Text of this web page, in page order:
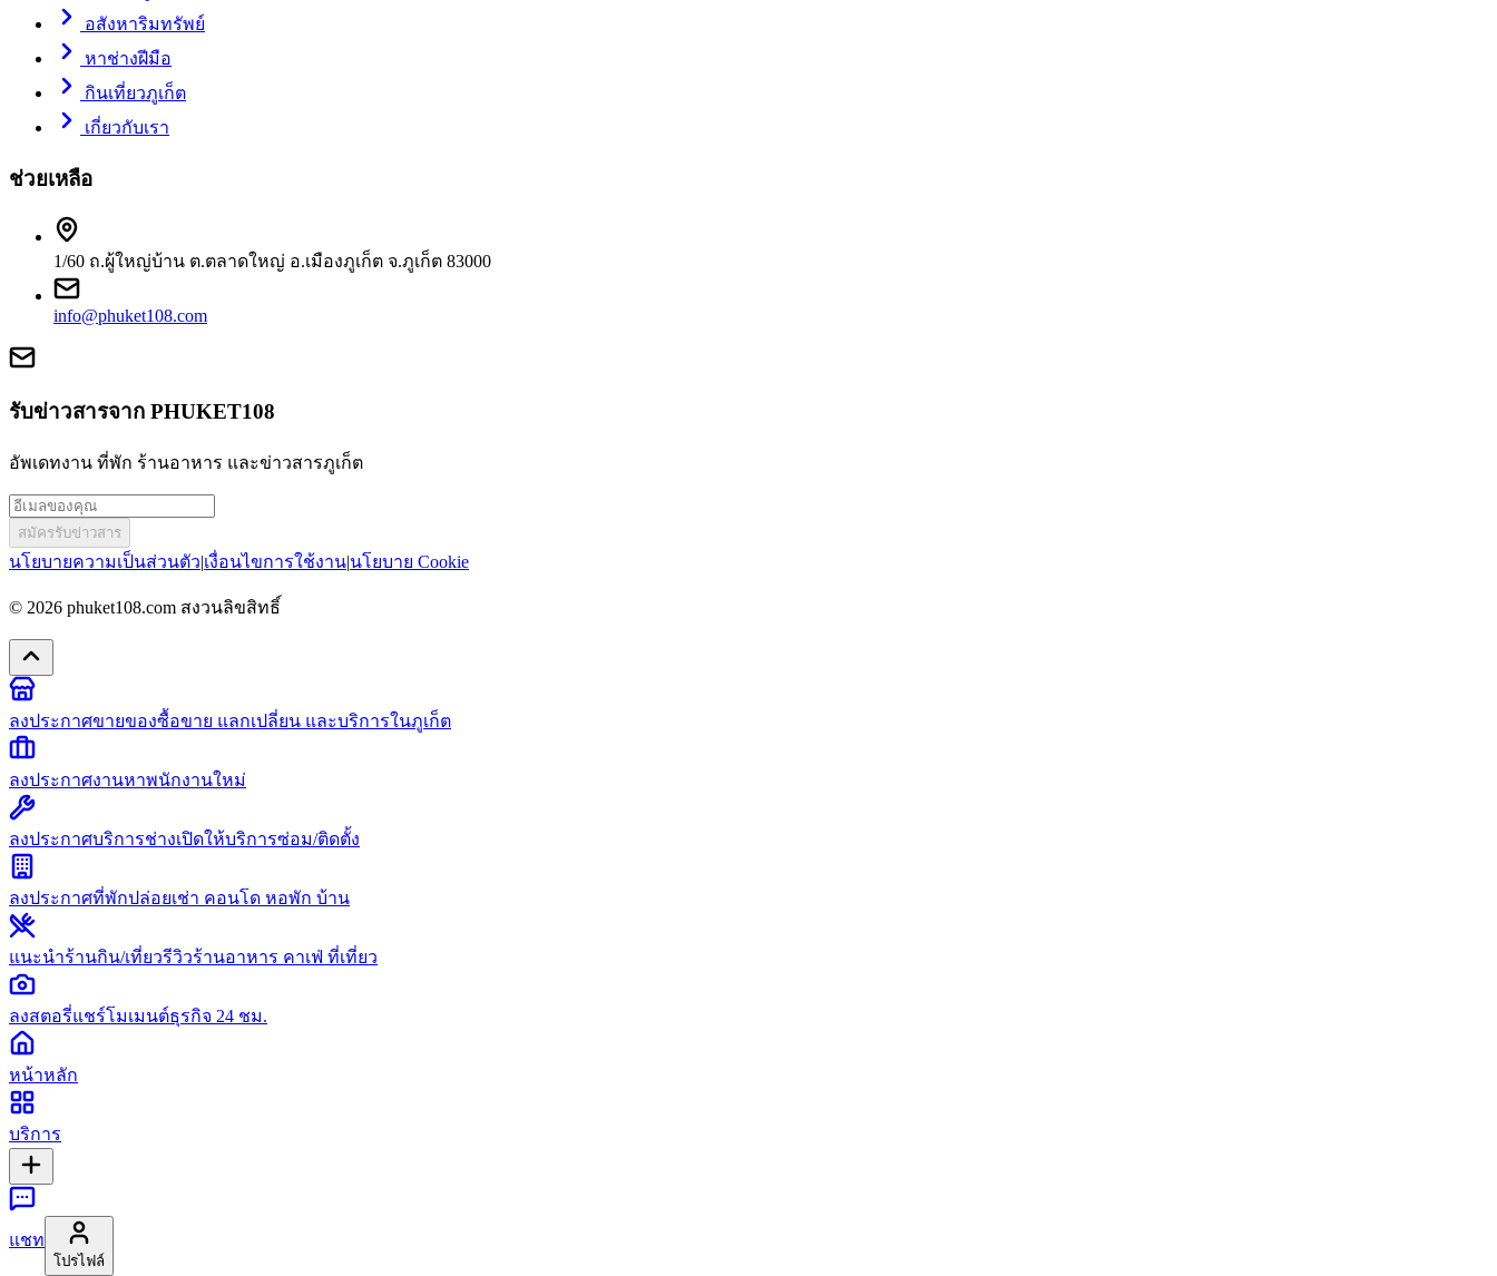
อสังหาริมทรัพย์
หาช่างฝีมือ
กินเที่ยวภูเก็ต
เกี่ยวกับเรา
ช่วยเหลือ
1/60 ถ.ผู้ใหญ่บ้าน ต.ตลาดใหญ่ อ.เมืองภูเก็ต จ.ภูเก็ต 83000
info@phuket108.com
รับข่าวสารจาก PHUKET108
อัพเดทงาน ที่พัก ร้านอาหาร และข่าวสารภูเก็ต
สมัครรับข่าวสาร
นโยบายความเป็นส่วนตัว|เงื่อนไขการใช้งาน|นโยบาย Cookie
© 2026 phuket108.com สงวนลิขสิทธิ์
ลงประกาศขายของซื้อขาย แลกเปลี่ยน และบริการในภูเก็ต
ลงประกาศงานหาพนักงานใหม่
ลงประกาศบริการช่างเปิดให้บริการซ่อม/ติดตั้ง
ลงประกาศที่พักปล่อยเช่า คอนโด หอพัก บ้าน
แนะนำร้านกิน/เที่ยวรีวิวร้านอาหาร คาเฟ่ ที่เที่ยว
ลงสตอรี่แชร์โมเมนต์ธุรกิจ 24 ชม.
หน้าหลัก
บริการ
แชท
โปรไฟล์